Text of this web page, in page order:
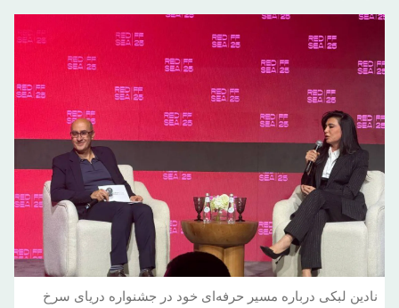
نادین لبکی درباره مسیر حرفه‌ای خود در جشنواره دریای سرخ